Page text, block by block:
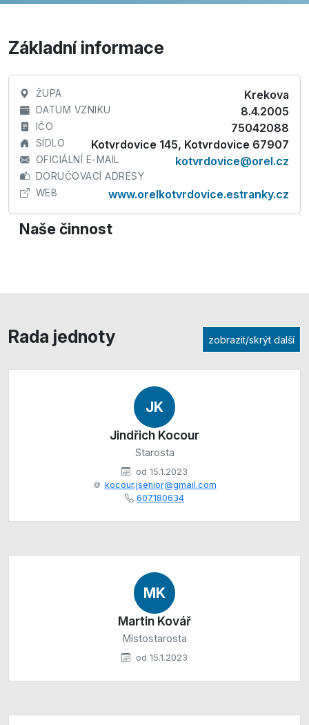
Základní informace
ŽUPA Krekova
DATUM VZNIKU 8.4.2005
IČO 75042088
SÍDLO Kotvrdovice 145, Kotvrdovice 67907
OFICIÁLNÍ E-MAIL kotvrdovice@orel.cz
DORUČOVACÍ ADRESY
WEB
www.orelkotvrdovice.estranky.cz
Naše činnost
Rada jednoty zobrazit/skrýt další
JK
Jindřich Kocour
Starosta
od 15.1.2023
kocour.jsenior@gmail.com
607180634
MK
Martin Kovář
Místostarosta
od 15.1.2023